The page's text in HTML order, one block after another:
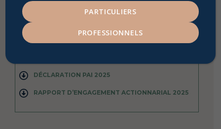
– EUROPE SMALL
RAPPORT D’INVESTISSEMENT RESPONSABLE ESG
– EUROPE MID
DÉCLARATION PAI 2025
RAPPORT D’ENGAGEMENT ACTIONNARIAL 2025
PARTICULIERS
PROFESSIONNELS